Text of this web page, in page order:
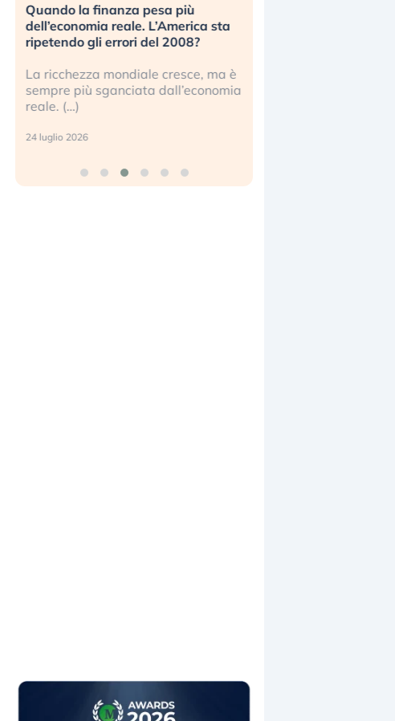
Quando la finanza pesa più
dell’economia reale. L’America sta
ripetendo gli errori del 2008?
La ricchezza mondiale cresce, ma è
sempre più sganciata dall’economia
reale. (…)
24 luglio 2026